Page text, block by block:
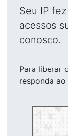
Seu IP
acessos
conosco.
Para liberar
responda